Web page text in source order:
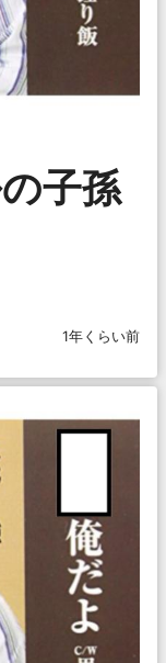
子孫
1年くらい前